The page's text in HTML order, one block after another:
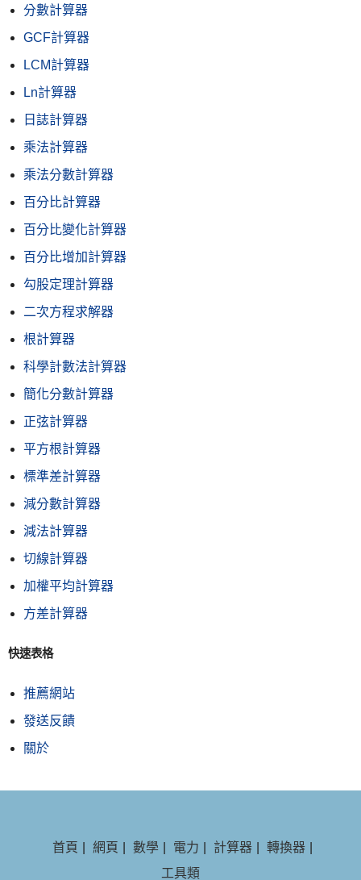
分數計算器
GCF計算器
LCM計算器
Ln計算器
日誌計算器
乘法計算器
乘法分數計算器
百分比計算器
百分比變化計算器
百分比增加計算器
勾股定理計算器
二次方程求解器
根計算器
科學計數法計算器
簡化分數計算器
正弦計算器
平方根計算器
標準差計算器
減分數計算器
減法計算器
切線計算器
加權平均計算器
方差計算器
快速表格
推薦網站
發送反饋
關於
首頁 網頁 數學 電力 計算器 轉換器
工具類